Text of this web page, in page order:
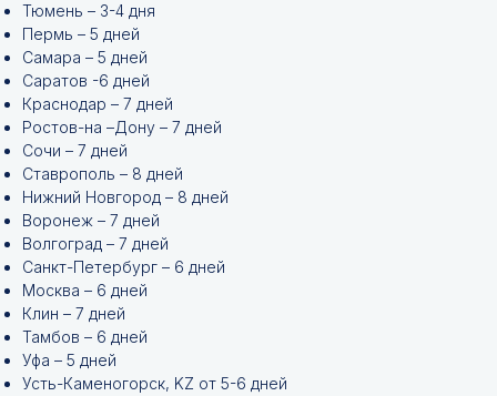
Тюмень – 3-4 дня
Пермь – 5 дней
Самара – 5 дней
Саратов -6 дней
Краснодар – 7 дней
Ростов-на –Дону – 7 дней
Сочи – 7 дней
Ставрополь – 8 дней
Нижний Новгород – 8 дней
Воронеж – 7 дней
Волгоград – 7 дней
Санкт-Петербург – 6 дней
Москва – 6 дней
Клин – 7 дней
Тамбов – 6 дней
Уфа – 5 дней
Усть-Каменогорск, KZ от 5-6 дней